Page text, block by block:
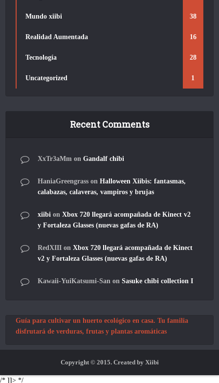
Mundo xiibi 38
Realidad Aumentada 16
Tecnología 28
Uncategorized 1
Recent Comments
XxTr3aMm onGandalf chibi
HaniaGreengrass onHalloween Xiibis: fantasmas,
calabazas, calaveras, vampiros y brujas
xiibi onXbox 720 llegará acompañada de Kinect v2
y Fortaleza Glasses (nuevas gafas de RA)
RedXIII onXbox 720 llegará acompañada de Kinect
v2 y Fortaleza Glasses (nuevas gafas de RA)
Kawaii-YuiKatsumi-San onSasuke chibi collection I
Guía para cultivar un huerto ecológico en casa. Tu familia
disfrutará de verduras, frutas y plantas aromáticas
Copyright © 2015. Created by Xiibi
/* ]]> */